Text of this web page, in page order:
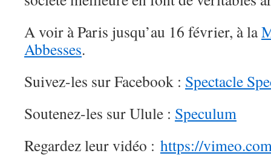
A voir à Paris jusqu’au 16 février, à la
Abbesses.
Suivez-les sur Facebook : Spectacle
Soutenez-les sur Ulule : Speculum
Regardez leur vidéo : https://